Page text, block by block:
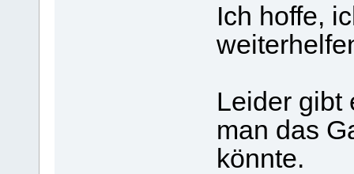
Ich hoffe,
Leider gibt
man das
könnte.